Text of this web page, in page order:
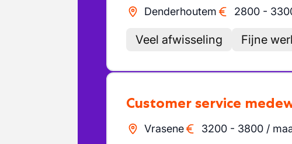
Denderhoutem 2800 -
Veel afwisseling Fijne
Customer service
Vrasene 3200 - 3800 /